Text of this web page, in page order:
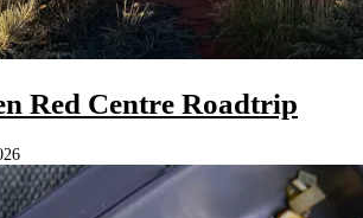
Red Centre Roadtrip